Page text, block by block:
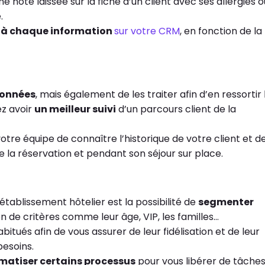
chaque informationsur votre CRM, en fonction de la
, mais également de les traiter afin d’en ressortir
avoir un meilleur suivi d’un parcours client de la
équipe de connaître l’historique de votre client et
la réservation et pendant son séjour sur place.
hôtelier est la possibilité desegmenter
critères comme leur âge, VIP, les familles…
afin de vous assurer de leur fidélisation et de leur
certains processus pour vous libérer de tâches